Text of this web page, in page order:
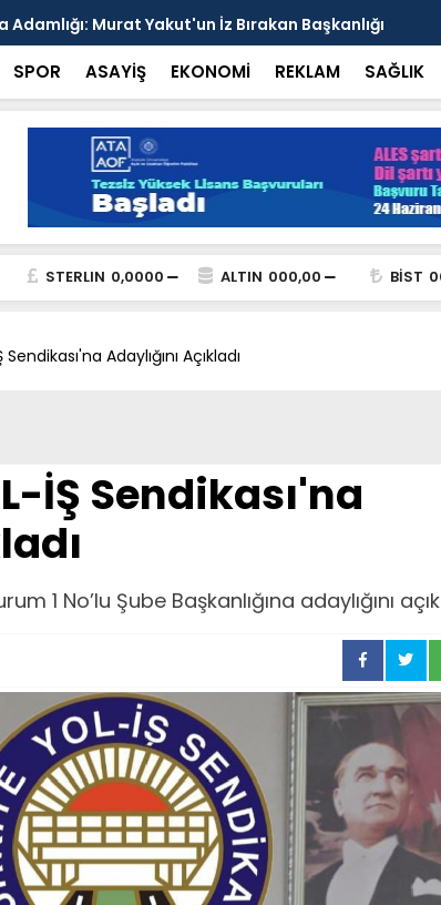
Enver Paşa'yı Anma Programı ve İttihat
SPOR ASAYİŞ EKONOMİ REKLAM SAĞLIK
STERLIN 0,0000 ALTIN 000,00 BİST
Adaylığını Açıkladı
İŞ Sendikası'na
1 No’lu Şube Başkanlığına adaylığını